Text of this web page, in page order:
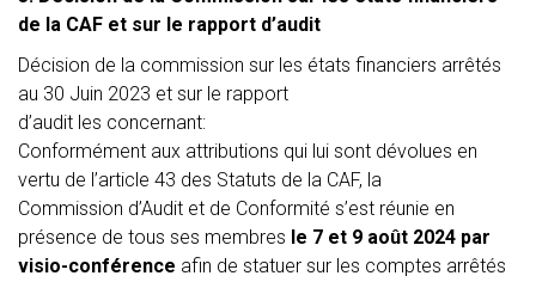
de la CAF et sur le rapport d’audit
Décision de la commission sur les états financiers arrêtés
au 30 Juin 2023 et sur le rapport
d’audit les concernant:
Conformément aux attributions qui lui sont dévolues en
vertu de l’article 43 des Statuts de la CAF, la
Commission d’Audit et de Conformité s’est réunie en
présence de tous ses membres le 7 et 9 août 2024 par
visio-conférence afin de statuer sur les comptes arrêtés